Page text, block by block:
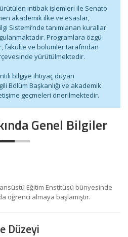
intibak işlemleri ile Senato
akademik ilke ve esaslar,
Sistemi’nde tanımlanan kurallar
Programlara özgü
fakülte ve bölümler tarafından
yürütülmektedir.
bilgiye ihtiyaç duyan
Bölüm Başkanlığı ve akademik
geçmeleri önerilmektedir.
Genel Bilgiler
Eğitim Enstitüsü bünyesinde
öğrenci almaya başlamıştır.
Düzeyi